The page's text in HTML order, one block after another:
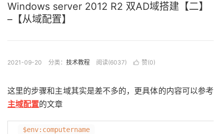
Windows server 2012 R2 双AD域搭建【二】
–【从域配置】
2021-09-20 分类： 技术教程 阅读(6037)  赞(0)
这里的步骤和主域其实是差不多的，更具体的内容可以参考
主域配置的文章
$env:computername